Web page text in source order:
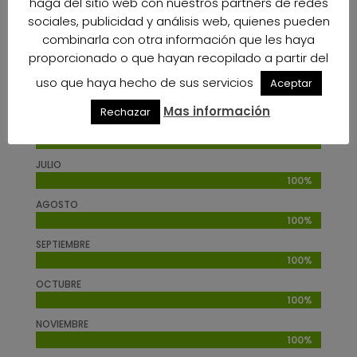
MARZO
100%
100%
ABRIL
100%
100%
MAY0
JULIO
100%
100%
AGOSTO
100%
100%
SEPTIEMBRE
100%
100%
OCTUBRE
100%
100%
NOVIEMBRE
100%
100%
sociales, publicidad y análisis web, quienes pueden
combinarla con otra información que les haya
proporcionado o que hayan recopilado a partir del
uso que haya hecho de sus servicios
Aceptar
Rechazar
Mas información